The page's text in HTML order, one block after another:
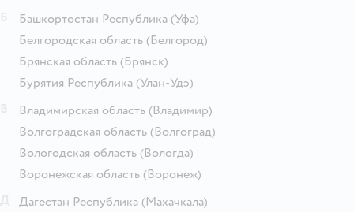
Башкортостан Республика (Уфа)
Белгородская область (Белгород)
Брянская область (Брянск)
Бурятия Республика (Улан-Удэ)
Владимирская область (Владимир)
Волгоградская область (Волгоград)
Вологодская область (Вологда)
Воронежская область (Воронеж)
Дагестан Республика (Махачкала)